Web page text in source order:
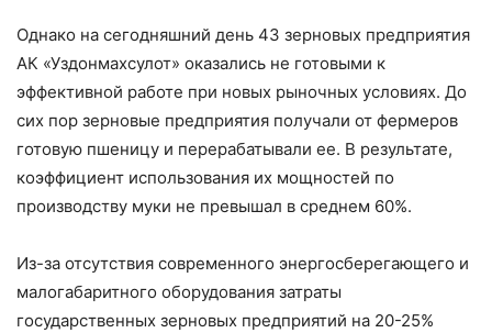
Однако на сегодняшний день 43 зерновых предприятия
АК «Уздонмахсулот» оказались не готовыми к
эффективной работе при новых рыночных условиях. До
сих пор зерновые предприятия получали от фермеров
готовую пшеницу и перерабатывали ее. В результате,
коэффициент использования их мощностей по
производству муки не превышал в среднем 60%.
Из-за отсутствия современного энергосберегающего и
малогабаритного оборудования затраты
государственных зерновых предприятий на 20-25%